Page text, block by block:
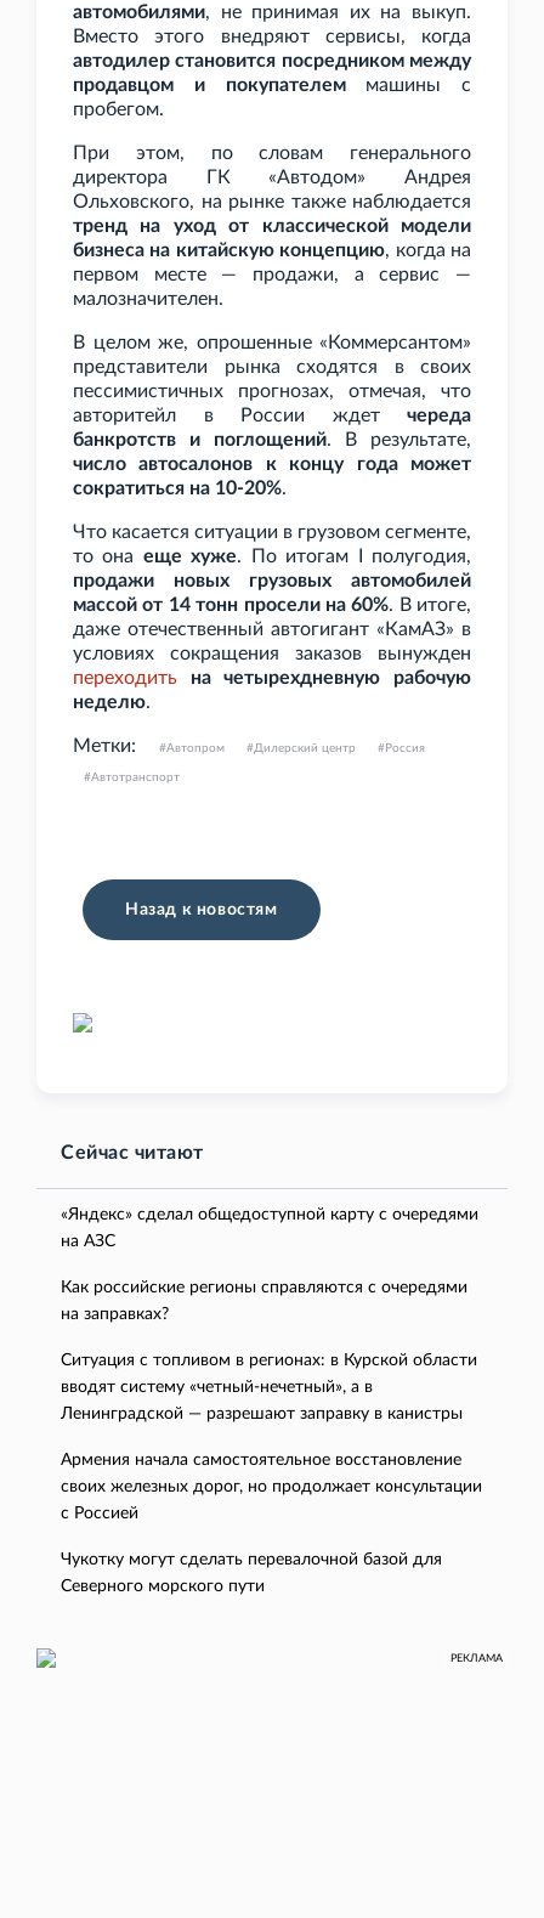
автомобилями, не принимая их на выкуп.
Вместо этого внедряют сервисы, когда
автодилер становится посредником между
продавцом и покупателеммашины с
пробегом.
При этом, по словам генерального
директора ГК
«Автодом» Андрея
Ольховского, на рынке также наблюдается
тренд на уход от классической модели
бизнеса на китайскую концепцию, когда на
первом месте — продажи, а сервис —
малозначителен.
В целом же, опрошенные «Коммерсантом»
представители рынка сходятся в своих
пессимистичных прогнозах, отмечая, что
авторитейл в России ждет череда
банкротств и поглощений. В результате,
число автосалонов к концу года может
сократиться на 10-20%.
Что касается ситуации в грузовом сегменте,
то она еще хуже. По итогам I
полугодия,
продажи новых грузовых автомобилей
массой от 14 тонн просели на 60%. В итоге,
даже отечественный автогигант «КамАЗ» в
условиях сокращения заказов вынужден
переходить
на четырехдневную рабочую
неделю.
Метки: Автопром Дилерский центр Россия
Автотранспорт
Назад к новостям
Сейчас читают
«Яндекс» сделал общедоступной карту с очередями
на АЗС
Как российские регионы справляются с очередями
на заправках?
Ситуация с топливом в регионах: в Курской области
вводят систему «четный-нечетный», а в
Ленинградской — разрешают заправку в канистры
Армения начала самостоятельное восстановление
своих железных дорог, но продолжает консультации
с Россией
Чукотку могут сделать перевалочной базой для
Северного морского пути
РЕКЛАМА